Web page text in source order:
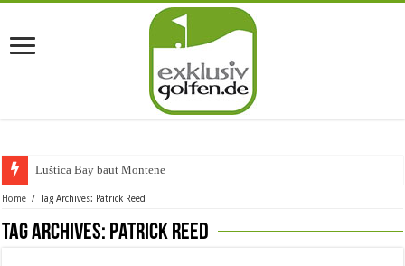
Luštica Bay baut Montenegros
Home / Tag Archives: Patrick Reed
Tag Archives: Patrick Reed